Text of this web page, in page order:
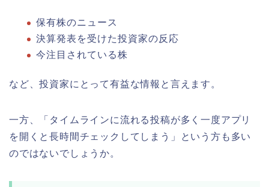
保有株のニュース
決算発表を受けた投資家の反応
今注目されている株
など、投資家にとって有益な情報と言えます。
一方、「タイムラインに流れる投稿が多く一度アプリ
を開くと長時間チェックしてしまう」という方も多い
のではないでしょうか。